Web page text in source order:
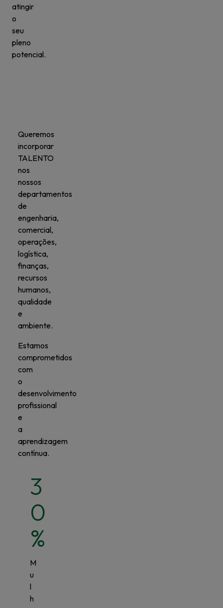
atingir
o
seu
pleno
potencial.
Queremos
incorporar
TALENTO
nos
nossos
departamentos
de
engenharia,
comercial,
operações,
logística,
finanças,
recursos
humanos,
qualidade
e
ambiente.
Estamos
comprometidos
com
o
desenvolvimento
profissional
e
a
aprendizagem
contínua.
3
0
%
M
u
l
h